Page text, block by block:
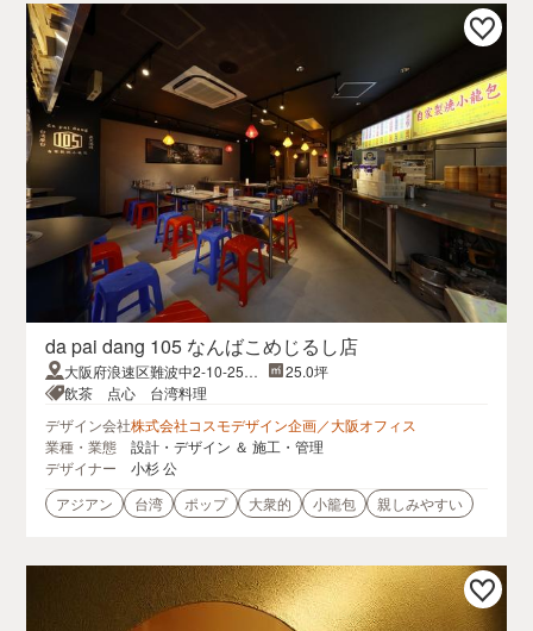
da pai dang 105 なんばこめじるし店
大阪府浪速区難波中2-10-25な
んばCITY なんばこめじるし1F
25.0坪
飲茶 点心 台湾料理
デザイン会社株式会社コスモデザイン企画／大阪オフィス
業種・業態
設計・デザイン ＆ 施工・管理
デザイナー
小杉 公
アジアン
台湾 ポップ 大衆的 小籠包 親しみやすい